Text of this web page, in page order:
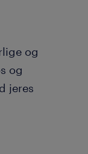
og
og
jeres